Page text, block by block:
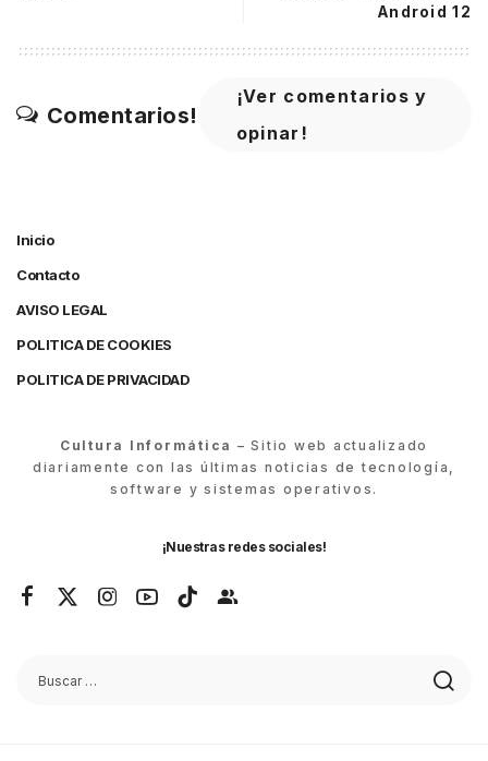
Android 12
Comentarios!
¡Ver comentarios y
opinar!
Inicio
Contacto
AVISO LEGAL
POLITICA DE COOKIES
POLITICA DE PRIVACIDAD
Cultura Informática – Sitio web actualizado
diariamente con las últimas noticias de tecnología,
software y sistemas operativos.
¡Nuestras redes sociales!